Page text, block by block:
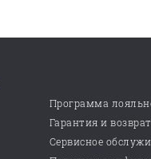
Программа
Гарантия и возврат
Сервисное